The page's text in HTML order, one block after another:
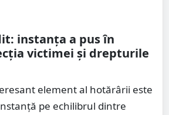
instanța a pus în
victimei și drepturile
element al hotărârii este
pe echilibrul dintre